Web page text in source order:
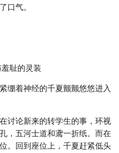
口气。
耻的灵装
绷着神经的千夏颤颤悠悠进入
讨论新来的转学生的事，环视
，五河士道和鸢一折纸。而在
。回到座位上，千夏赶紧低头